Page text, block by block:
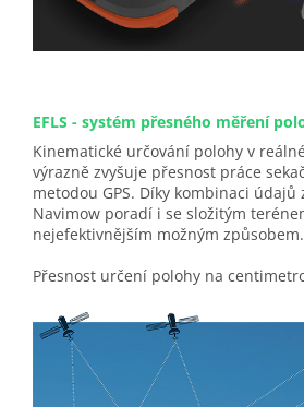
EFLS - systém přesného měření
Kinematické určování polohy v
výrazně zvyšuje přesnost práce
metodou GPS. Díky kombinaci údajů
Navimow poradí i se složitým
nejefektivnějším možným způsobem.
Přesnost určení polohy na